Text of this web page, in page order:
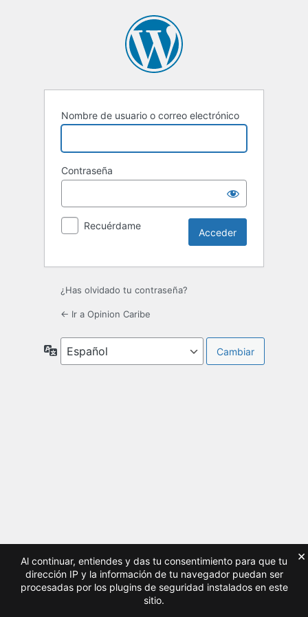
Nombre de usuario o correo electrónico
Contraseña
Recuérdame
¿Has olvidado tu contraseña?
← Ir a Opinion Caribe
Idioma
Al continuar, entiendes y das tu consentimiento para que tu
dirección IP y la información de tu navegador puedan ser
procesadas por los plugins de seguridad instalados en este
sitio.
×